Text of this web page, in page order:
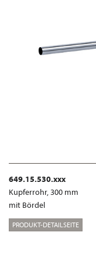
649.15.530.xxx
Kupferrohr, 300 mm
mit Bördel
PRODUKT-DETAILSEITE